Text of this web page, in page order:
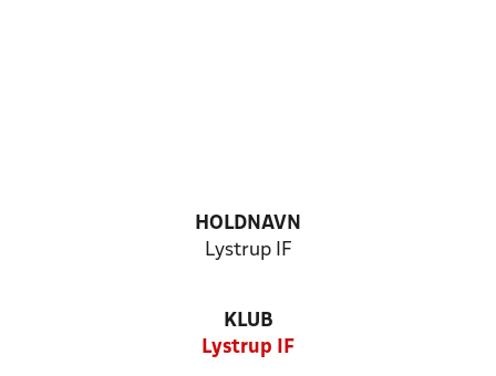
HOLDNAVN
Lystrup IF
KLUB
Lystrup IF